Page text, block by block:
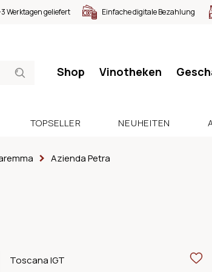
Werktagen geliefert Einfache digitale Bezahlung
Shop Vinotheken
TOPSELLER NEUHEITEN
Azienda Petra
Toscana IGT